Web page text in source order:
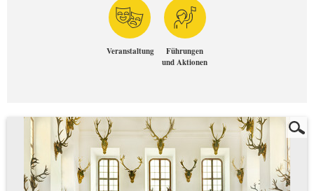
Veranstaltung
Führungen
und Aktionen